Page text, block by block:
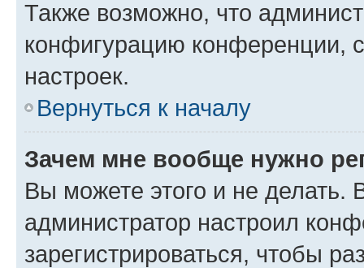
Также возможно, что
конфигурацию конференции,
настроек.
Вернуться к началу
Зачем мне вообще нужно
Вы можете этого и не делать.
администратор настроил
зарегистрироваться, чтобы